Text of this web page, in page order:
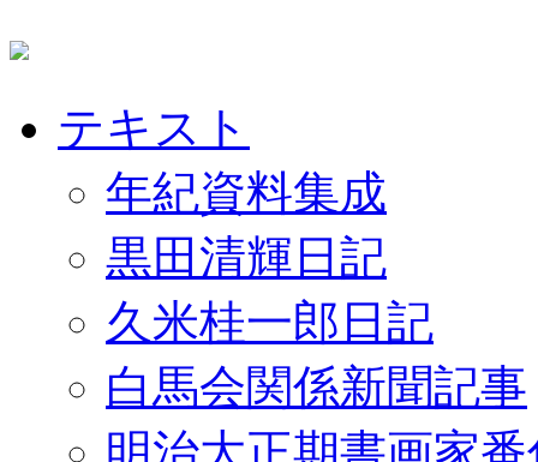
テキスト
年紀資料集成
黒田清輝日記
久米桂一郎日記
白馬会関係新聞記事
明治大正期書画家